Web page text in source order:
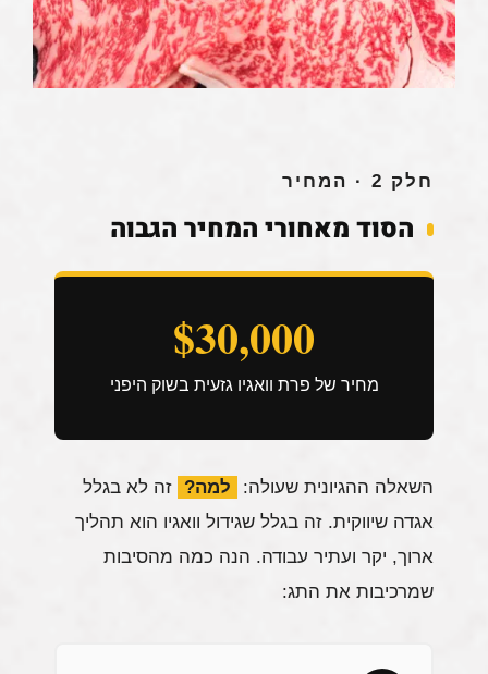
חלק 2 · המחיר
הסוד מאחורי המחיר הגבוה
$30,000
מחיר של פרת וואגיו גזעית בשוק היפני
השאלה ההגיונית שעולה: למה?
זה לא בגלל
אגדה שיווקית. זה בגלל שגידול וואגיו הוא תהליך
ארוך, יקר ועתיר עבודה. הנה כמה מהסיבות
שמרכיבות את התג: